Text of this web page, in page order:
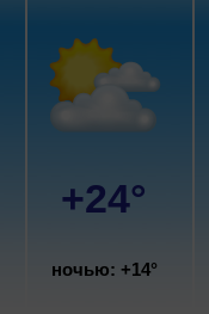
+24°
ночью: +14°